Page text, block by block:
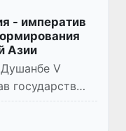
- императив
Азии
V
государств
доктора
Д.В.,